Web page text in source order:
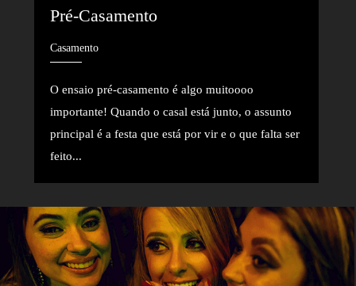
Pré-Casamento
Casamento
O ensaio pré-casamento é algo muitoooo
importante! Quando o casal está junto, o assunto
principal é a festa que está por vir e o que falta ser
feito...